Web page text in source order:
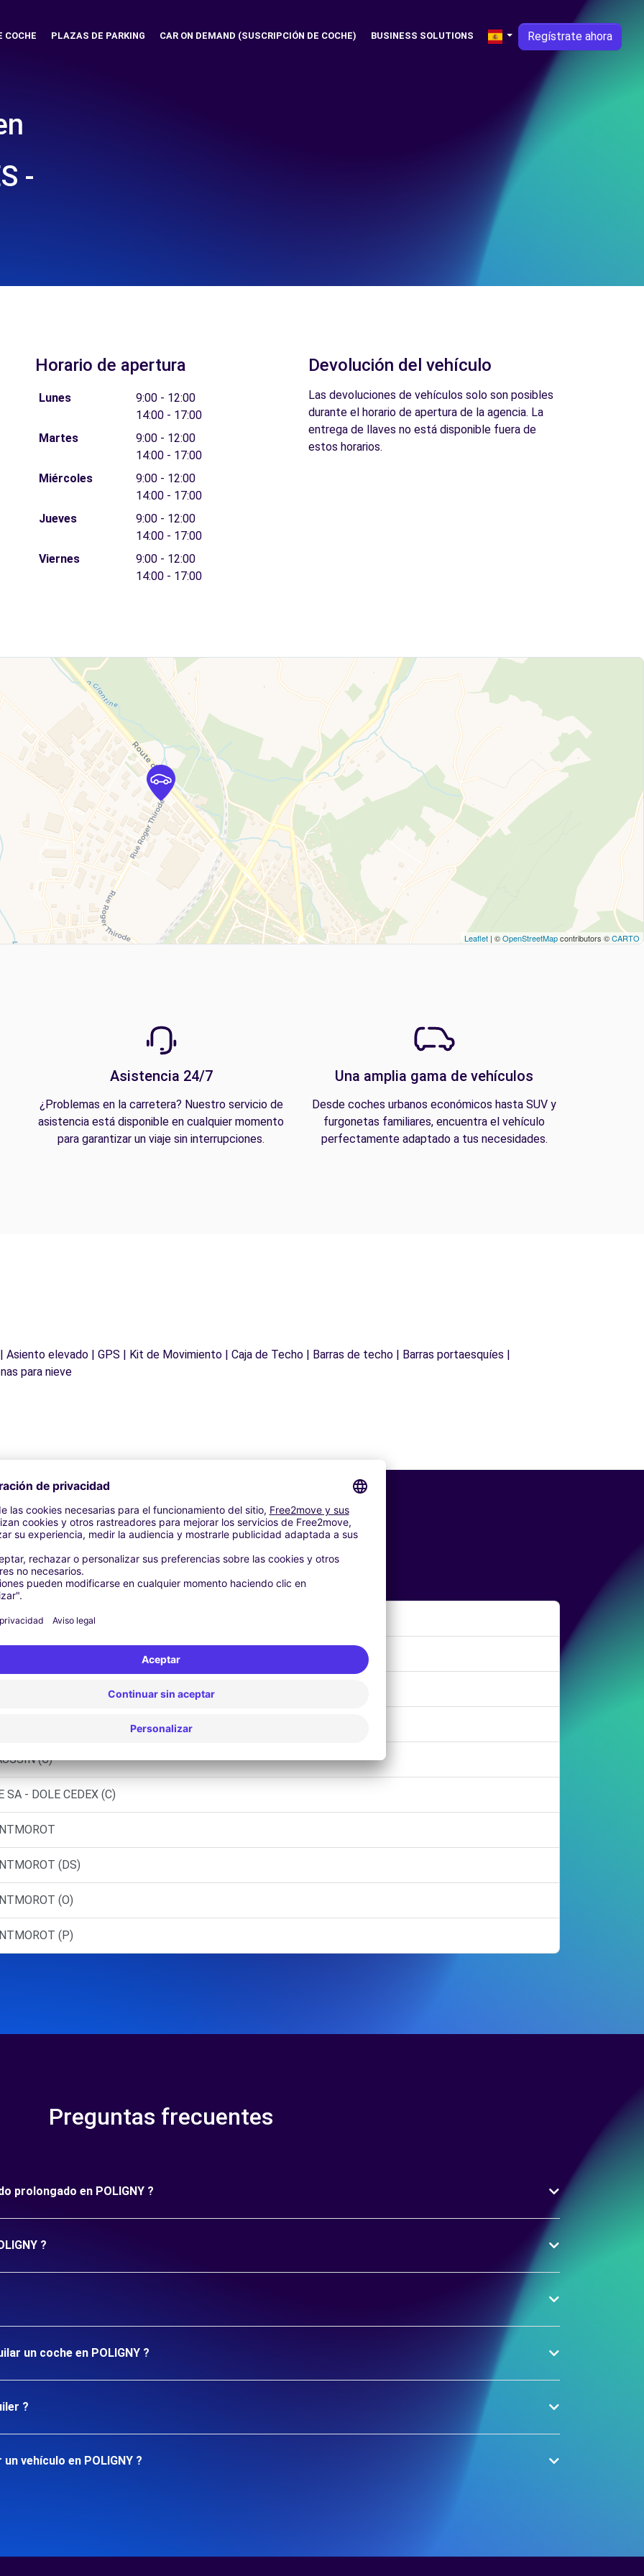
COCHE PLAZAS DE PARKING CAR ON DEMAND (SUSCRIPCIÓN DE COCHE) BUSINESS SOLUTIONS Regístrate ahora
-
Horario de apertura
Lunes
9:00 - 12:00
14:00 - 17:00
Martes
9:00 - 12:00
14:00 - 17:00
Miércoles
9:00 - 12:00
14:00 - 17:00
Jueves
9:00 - 12:00
14:00 - 17:00
Viernes
9:00 - 12:00
14:00 - 17:00
Devolución del vehículo
Las devoluciones de vehículos solo son posibles
durante el horario de apertura de la agencia. La
entrega de llaves no está disponible fuera de
estos horarios.
Leaflet | ©OpenStreetMapcontributors ©CARTO
Asistencia 24/7
¿Problemas en la carretera? Nuestro servicio de
asistencia está disponible en cualquier momento
para garantizar un viaje sin interrupciones.
Una amplia gama de vehículos
Desde coches urbanos económicos hasta SUV y
furgonetas familiares, encuentra el vehículo
perfectamente adaptado a tus necesidades.
elevado | GPS | Kit de Movimiento | Caja de Techo | Barras de techo | Barras portaesquíes |
para nieve
Agencias similares
(C)
- PIERRE-DE-BRESSE (C)
(C)
SA - DOLE CEDEX (C)
(DS)
(O)
(P)
Preguntas frecuentes
prolongado en POLIGNY ?
?
un coche en POLIGNY ?
?
vehículo en POLIGNY ?